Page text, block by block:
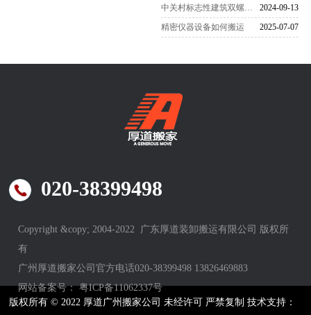
2024-09-13
中关村标志性建筑双螺旋雕塑搬家-
2025-07-07
精密仪器设备如何搬运
020-38399498
Copyright &copy; 2004-2022 广东厚道装卸搬运有限公司 版权所
有
广州厚道搬家公司官方电话020-38399498 13826469883
网站备案号：粤ICP备11062337号
版权所有 © 2022 厚道广州搬家公司 未经许可 严禁复制 技术支持：